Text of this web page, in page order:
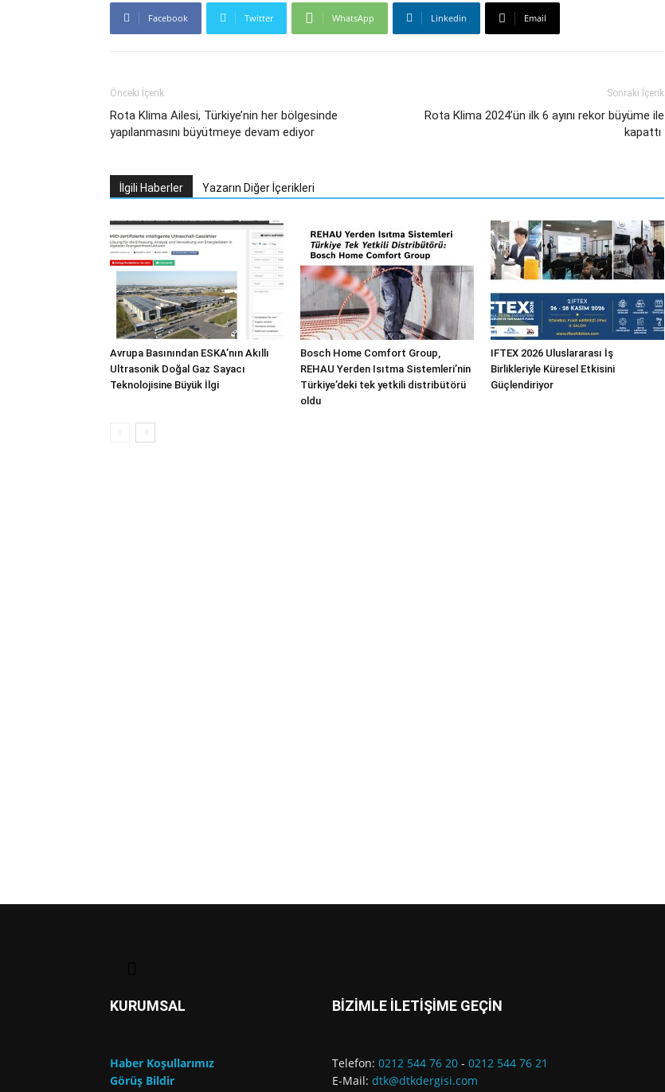
Facebook Twitter WhatsApp Linkedin Email
Önceki İçerik
Rota Klima Ailesi, Türkiye’nin her bölgesinde
yapılanmasını büyütmeye devam ediyor
Sonraki İçerik
Rota Klima 2024’ün ilk 6 ayını rekor büyüme ile
kapattı
İlgili Haberler Yazarın Diğer İçerikleri
Avrupa Basınından ESKA’nın Akıllı
Ultrasonik Doğal Gaz Sayacı
Teknolojisine Büyük İlgi
Bosch Home Comfort Group,
REHAU Yerden Isıtma Sistemleri’nin
Türkiye’deki tek yetkili distribütörü
oldu
IFTEX 2026 Uluslararası İş
Birlikleriyle Küresel Etkisini
Güçlendiriyor
KURUMSAL
Haber Koşullarımız
Görüş Bildir
BİZİMLE İLETİŞİME GEÇİN
Telefon: 0212 544 76 20 - 0212 544 76 21
E-Mail: dtk@dtkdergisi.com